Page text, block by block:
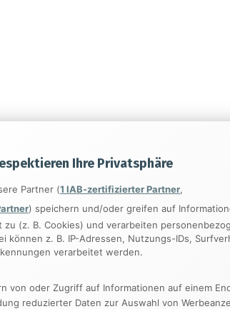
Ihre Privatsphäre
Partner (1 IAB-zertifizierter Partner,
) speichern und/oder greifen auf
zu (z. B. Cookies) und verarbeiten
können z. B. IP-Adressen, Nutzungs-IDs,
verarbeitet werden.
von oder Zugriff auf Informationen auf einem
reduzierter Daten zur Auswahl von